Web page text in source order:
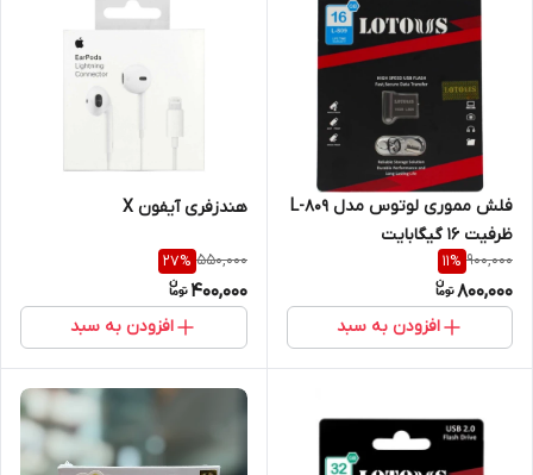
فلش مموری لوتوس مدل L-809
ظرفیت 16 گیگابایت
900,000
11%
800,000
افزودن به سبد
هندزفری آیفون X
550,000
27%
400,000
افزودن به سبد